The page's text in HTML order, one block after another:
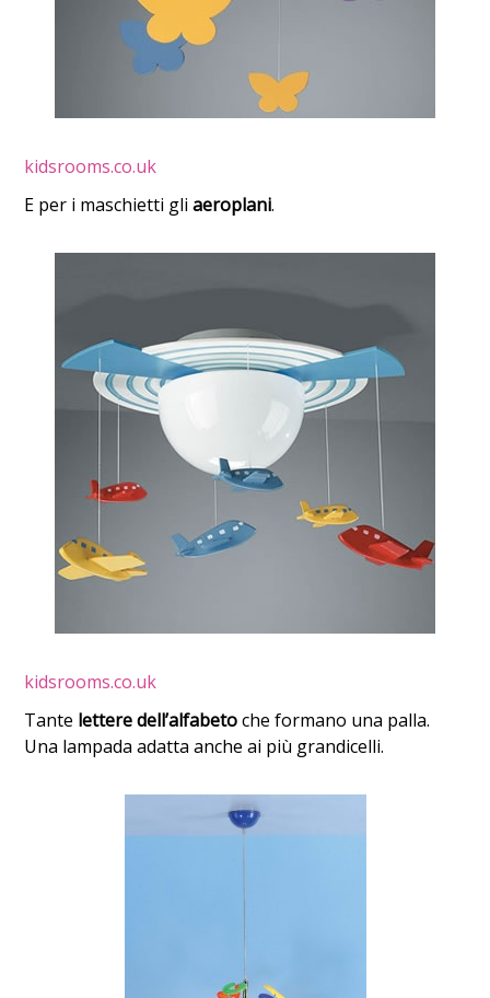
kidsrooms.co.uk
E per i maschietti gliaeroplani.
kidsrooms.co.uk
Tante lettere dell’alfabetoche formano una palla.
Una lampada adatta anche ai più grandicelli.